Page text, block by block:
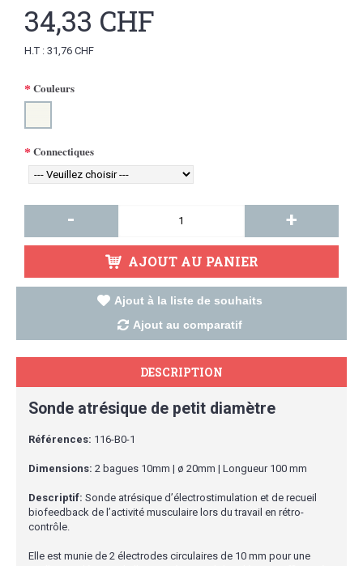
34,33 CHF
H.T : 31,76 CHF
Couleurs
Connectiques
- +
AJOUT AU PANIER
Ajout à la liste de souhaits
Ajout au comparatif
DESCRIPTION
Sonde atrésique de petit diamètre
Références: 116-B0-1
Dimensions: 2 bagues 10mm | ø 20mm | Longueur 100 mm
Descriptif: Sonde atrésique d’électrostimulation et de recueil
biofeedback de l’activité musculaire lors du travail en rétro-
contrôle.
Elle est munie de 2 électrodes circulaires de 10 mm pour une